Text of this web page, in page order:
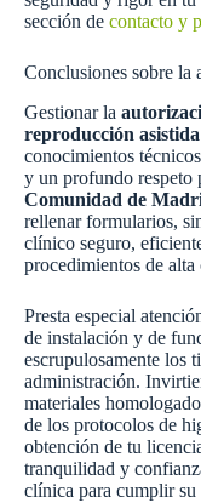
sección de contacto y
Conclusiones sobre la
Gestionar la
reproducción asistida
conocimientos
y un profundo respeto
Comunidad de
rellenar formularios,
clínico seguro,
procedimientos de
Presta especial
de instalación y de
escrupulosamente los
administración.
materiales
de los protocolos de
obtención de tu
tranquilidad y
clínica para cumplir su